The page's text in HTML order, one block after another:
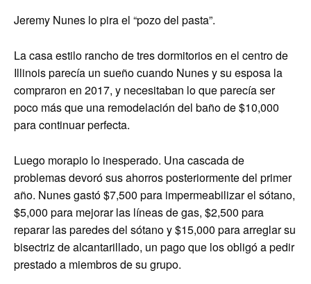
Jeremy Nunes lo pira el “pozo del pasta”.
La casa estilo rancho de tres dormitorios en el centro de
Illinois parecía un sueño cuando Nunes y su esposa la
compraron en 2017, y necesitaban lo que parecía ser
poco más que una remodelación del baño de $10,000
para continuar perfecta.
Luego morapio lo inesperado. Una cascada de
problemas devoró sus ahorros posteriormente del primer
año. Nunes gastó $7,500 para impermeabilizar el sótano,
$5,000 para mejorar las líneas de gas, $2,500 para
reparar las paredes del sótano y $15,000 para arreglar su
bisectriz de alcantarillado, un pago que los obligó a pedir
prestado a miembros de su grupo.